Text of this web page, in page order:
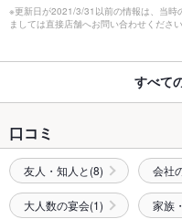
※更新日が2021/3/31以前の情報は、当時
ましては直接店舗へお問い合わせください
すべて
口コミ
友人・知人と(8) 会社
大人数の宴会(1) 家族